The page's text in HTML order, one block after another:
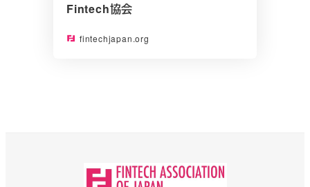
Fintech協会
fintechjapan.org